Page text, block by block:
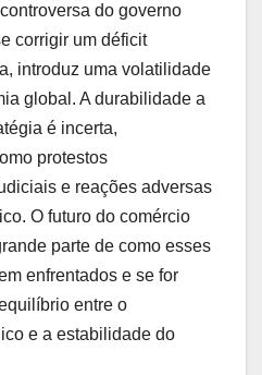
do governo
corrigir um déficit
introduz uma volatilidade
global. A durabilidade a
é incerta,
protestos
e reações adversas
O futuro do comércio
parte de como esses
enfrentados e se for
entre o
e a estabilidade do